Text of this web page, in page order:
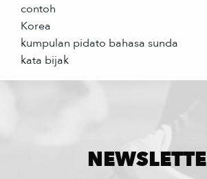
contoh
Korea
kumpulan pidato bahasa sunda
kata bijak